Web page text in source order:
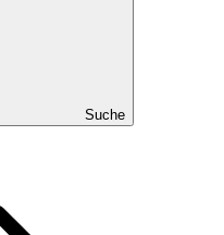
Suche